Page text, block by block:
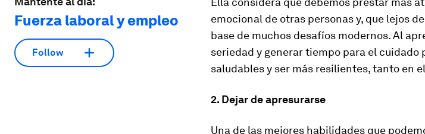
Fuerza laboral y empleo
Follow
emocional de otras personas y, que lejos
base de muchos desafíos modernos. Al
seriedad y generar tiempo para el cuidado
saludables y ser más resilientes, tanto en
2. Dejar de apresurarse
Una de las mejores habilidades que